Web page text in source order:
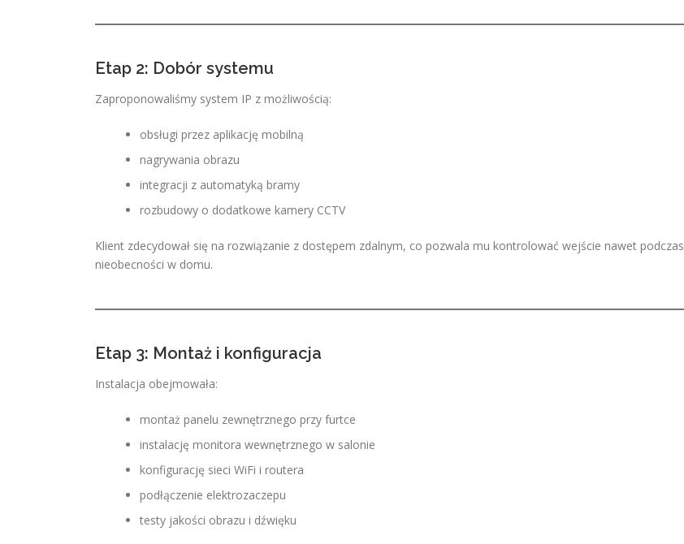
Etap 2: Dobór systemu
Zaproponowaliśmy system IP z możliwością:
obsługi przez aplikację mobilną
nagrywania obrazu
integracji z automatyką bramy
rozbudowy o dodatkowe kamery CCTV
Klient zdecydował się na rozwiązanie z dostępem zdalnym, co pozwala mu kontrolować wejście nawet podczas
nieobecności w domu.
Etap 3: Montaż i konfiguracja
Instalacja obejmowała:
montaż panelu zewnętrznego przy furtce
instalację monitora wewnętrznego w salonie
konfigurację sieci WiFi i routera
podłączenie elektrozaczepu
testy jakości obrazu i dźwięku